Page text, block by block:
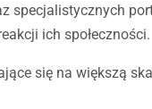
specjalistycznych
ich społeczności.
się na większą